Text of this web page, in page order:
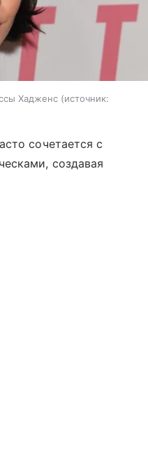
Хадженс
источник:
сочетается с
создавая